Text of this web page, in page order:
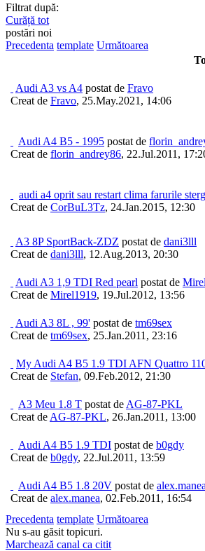
Filtrat după:
Curăță tot
postări noi
Precedenta template Următoarea
Audi A3 vs A4 postat de Fravo
Creat de Fravo, 25.May.2021, 14:06
Audi A4 B5 - 1995 postat de
Creat de florin_andrey86, 22.Jul.2011,
audi a4 oprit sau restart clima farurile
Creat de CorBuL3Tz, 24.Jan.2015, 12:30
A3 8P SportBack-ZDZ postat de dani3lll
Creat de dani3lll, 12.Aug.2013, 20:30
Audi A3 1,9 TDI Red pearl postat de
Creat de Mirel1919, 19.Jul.2012, 13:56
Audi A3 8L , 99' postat de tm69sex
Creat de tm69sex, 25.Jan.2011, 23:16
My Audi A4 B5 1.9 TDI AFN Quattro
Creat de Stefan, 09.Feb.2012, 21:30
A3 Meu 1.8 T postat de AG-87-PKL
Creat de AG-87-PKL, 26.Jan.2011, 13:00
Audi A4 B5 1.9 TDI postat de b0gdy
Creat de b0gdy, 22.Jul.2011, 13:59
Audi A4 B5 1.8 20V postat de alex.manea
Creat de alex.manea, 02.Feb.2011, 16:54
Precedenta template Următoarea
Nu s-au găsit topicuri.
Marchează canal ca citit